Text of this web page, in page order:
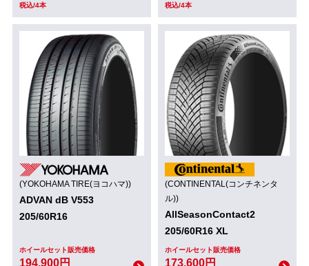
税込/4本 税込/4本
(YOKOHAMA TIRE(ヨコハマ))
ADVAN dB V553
205/60R16
ホイールセット販売価格
194,900円
(CONTINENTAL(コンチネンタ
ル))
AllSeasonContact2
205/60R16 XL
ホイールセット販売価格
173,600円